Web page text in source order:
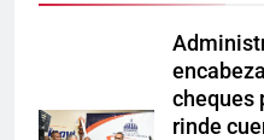
cheques
rinde